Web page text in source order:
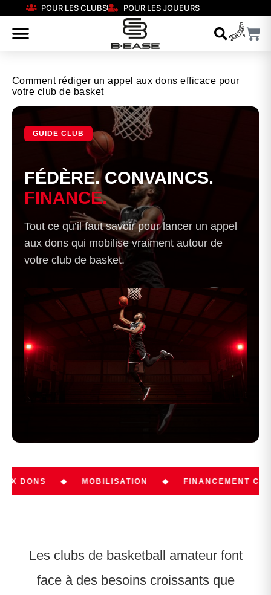
POUR LES CLUBS POUR LES JOUEURS
Comment rédiger un appel aux dons efficace pour
votre club de basket
GUIDE CLUB
FÉDÈRE. CONVAINCS.
FINANCE.
Tout ce qu’il faut savoir pour lancer un appel
aux dons qui mobilise vraiment autour de
votre club de basket.
◆ MOBILISATION ◆ FINANCEMENT CLUB ◆
Les clubs de basketball amateur font
face à des besoins croissants que